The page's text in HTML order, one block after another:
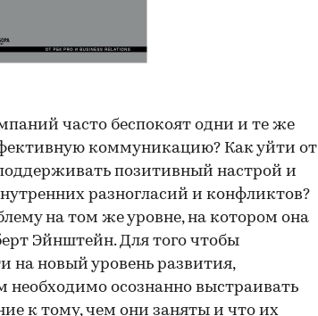
часто беспокоят одни и те же
коммуникацию? Как уйти от
позитивный настрой и
разногласий и конфликтов?
на том же уровне, на котором она
Эйнштейн. Для того чтобы
на новый уровень развития,
осознанно выстраивать
к тому, чем они заняты и что их